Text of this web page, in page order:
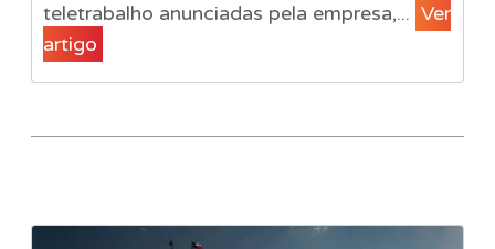
teletrabalho anunciadas pela empresa,... Ver
artigo